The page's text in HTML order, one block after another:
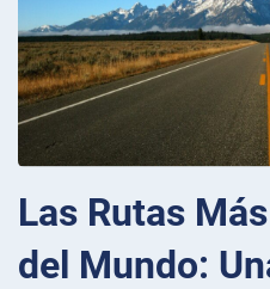
Las Rutas
del Mundo: